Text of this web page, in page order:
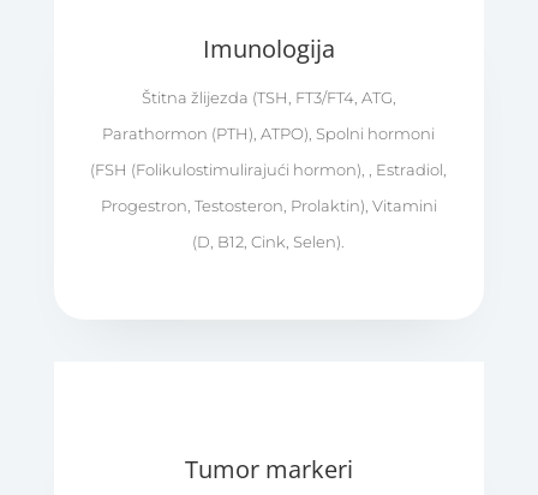
Imunologija
Štitna žlijezda (TSH, FT3/FT4, ATG,
Parathormon (PTH), ATPO), Spolni hormoni
(FSH (Folikulostimulirajući hormon), , Estradiol,
Progestron, Testosteron, Prolaktin), Vitamini
(D, B12, Cink, Selen).
Tumor markeri